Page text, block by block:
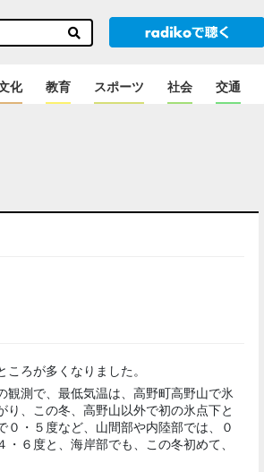
化 教育 スポーツ 社会 交通
ろが多くなりました。
観測で、最低気温は、高野町高野山で氷
、この冬、高野山以外で初の氷点下と
・５度など、山間部や内陸部では、０
６度と、海岸部でも、この冬初めて、